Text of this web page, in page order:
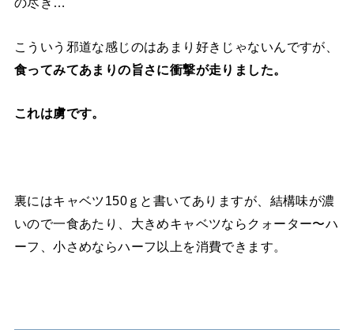
こういう邪道な感じのはあまり好きじゃないんですが、
食ってみてあまりの旨さに衝撃が走りました。
これは虜です。
裏にはキャベツ150ｇと書いてありますが、結構味が濃
いので一食あたり、大きめキャベツならクォーター〜ハ
ーフ、小さめならハーフ以上を消費できます。